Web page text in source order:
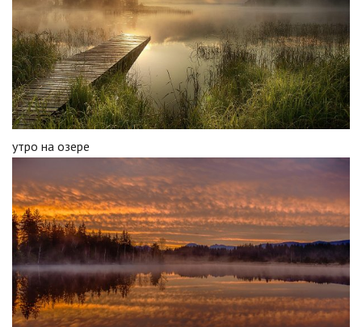
утро на озере